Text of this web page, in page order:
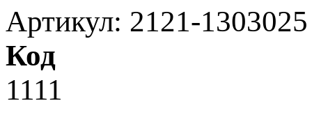
Артикул: 2121-1303025
Код
1111